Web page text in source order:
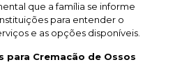
que a família se informe
para entender o
e as opções disponíveis.
para Cremacão de Ossos